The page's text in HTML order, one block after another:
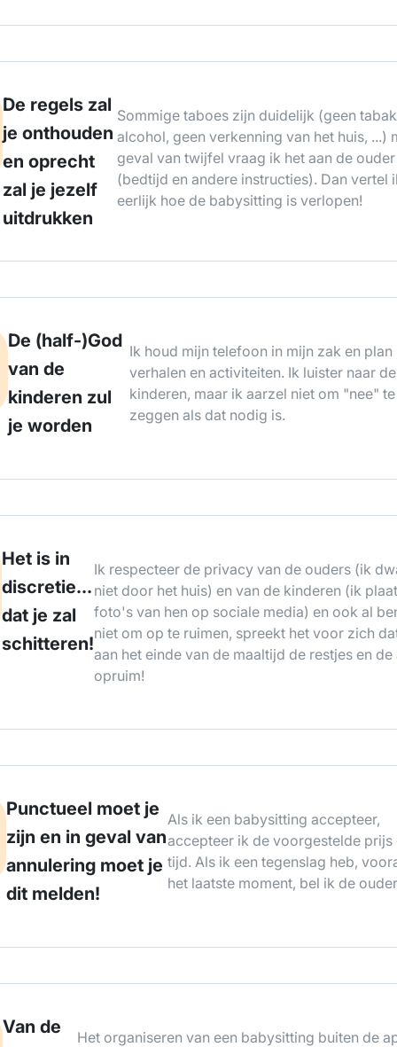
De regels zal
je onthouden
en oprecht
zal je jezelf
uitdrukken
Sommige taboes zijn duidelijk (geen
alcohol, geen verkenning van het huis, ...)
geval van twijfel vraag ik het aan de ouder
(bedtijd en andere instructies). Dan vertel
eerlijk hoe de babysitting is verlopen!
De (half-)God
van de
kinderen zul
je worden
Ik houd mijn telefoon in mijn zak en plan
verhalen en activiteiten. Ik luister naar de
kinderen, maar ik aarzel niet om "nee" te
zeggen als dat nodig is.
Het is in
discretie...
dat je zal
schitteren!
Ik respecteer de privacy van de ouders (ik
niet door het huis) en van de kinderen (ik
foto's van hen op sociale media) en ook al
niet om op te ruimen, spreekt het voor zich
aan het einde van de maaltijd de restjes en
opruim!
Punctueel moet je
zijn en in geval van
annulering moet je
dit melden!
Als ik een babysitting accepteer,
accepteer ik de voorgestelde prijs
tijd. Als ik een tegenslag heb,
het laatste moment, bel ik de
Van de
Het organiseren van een babysitting buiten de